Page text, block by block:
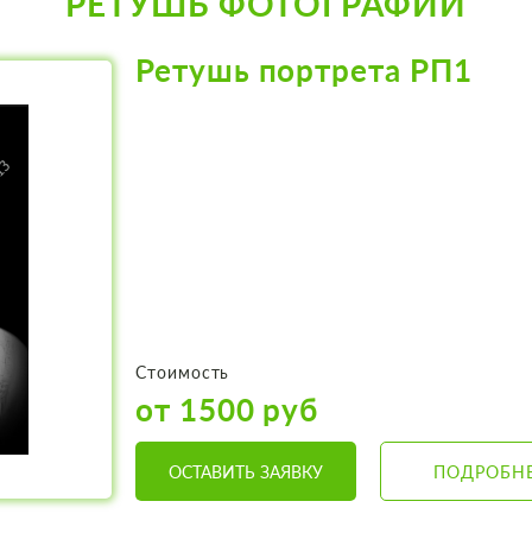
Ретушь портрета РП1
Стоимость
от 1500 руб
ОСТАВИТЬ ЗАЯВКУ